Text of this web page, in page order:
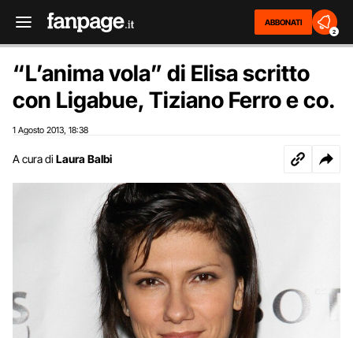
ABBONATI
2
“L’anima vola” di Elisa scritto
con Ligabue, Tiziano Ferro e co.
1 Agosto 2013 18:38
A cura di Laura Balbi